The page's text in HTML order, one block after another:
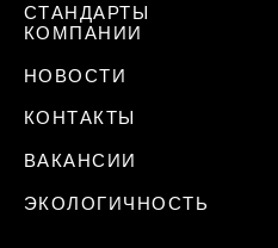
СТАНДАРТЫ
КОМПАНИИ
НОВОСТИ
КОНТАКТЫ
ВАКАНСИИ
ЭКОЛОГИЧНОСТЬ